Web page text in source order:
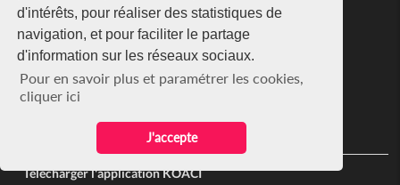
d'intérêts, pour réaliser des statistiques de
navigation, et pour faciliter le partage
d'information sur les réseaux sociaux.
Pour en savoir plus et paramétrer les cookies,
cliquer ici
J'accepte
Côte d'Ivoire
Burkina Faso
Gabon
Congo
Sénégal
Mali
Togo
Cameroun
Congo (RDC)
Guinée Equatorial
Télécharger l'application KOACI